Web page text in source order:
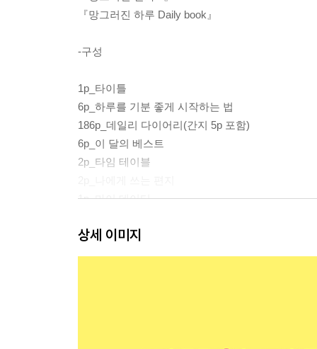
『망그러진 하루 Daily book』
-구성
1p_타이틀
6p_하루를 기분 좋게 시작하는 법
186p_데일리 다이어리(간지 5p 포함)
6p_이 달의 베스트
2p_타임 테이블
1p_마이 데이터
상세 이미지